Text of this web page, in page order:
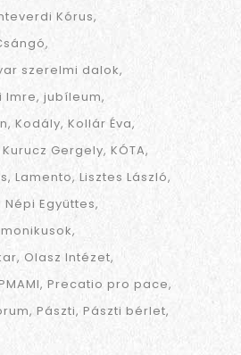
Kórus
szerelmi dalok
Imre jubíleum
Kodály Kollár Éva
Kurucz Gergely KÓTA
Lamento Lisztes László
Együttes
Olasz Intézet
Precatio pro pace
Pászti Pászti bérlet